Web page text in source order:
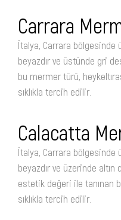
Carrara
İtalya, Carrara
beyazdır ve üstünde gri
bu mermer türü,
sıklıkla tercih edilir.
Calacatta
İtalya, Carrara
beyazdır ve üzerinde
estetik değeri ile tanınan
sıklıkla tercih edilir.